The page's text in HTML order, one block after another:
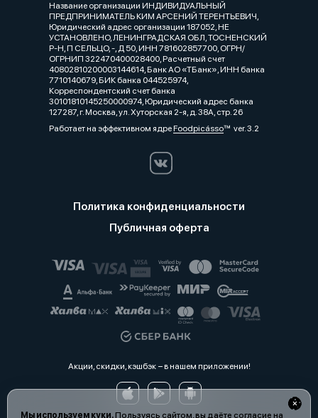
Мы используем куки.Пользуясь сайтом, вы даёте согласие на
Название организации ИНДИВИДУАЛЬНЫЙ
ПРЕДПРИНИМАТЕЛЬ КИМ АРСЕНИЙ ТЕРЕНТЬЕВИЧ,
Юридический адрес организации 187052, НЕ
УСТАНОВЛЕНО, ЛЕНИНГРАДСКАЯ ОБЛ, ТОСНЕНСКИЙ
Р-Н, П СЕЛЬЦО, -, Д 50, ИНН 781602857700, ОГРН/
ОГРНИП 322470400028400, Расчетный счет
40802810200003144614, Банк АО «ТБанк», ИНН банка
7710140679, БИК банка 044525974,
Корреспондентский счет банка
30101810145250000974, Юридический адрес банка
127287, г. Москва, ул. Хуторская 2-я, д. 38А, стр. 26
Работает на эффективном ядреFoodpicássover. 3.2
Политика конфиденциальности
Публичная оферта
Акции, скидки, кэшбэк − в нашем приложении!